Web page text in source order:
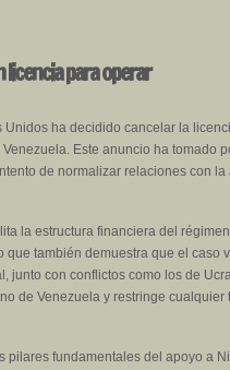
para operar
Unidos ha decidido cancelar la
Este anuncio ha tomado
de normalizar relaciones con
la estructura financiera del
también demuestra que el caso
junto con conflictos como los de
de Venezuela y restringe
pilares fundamentales del apoyo a